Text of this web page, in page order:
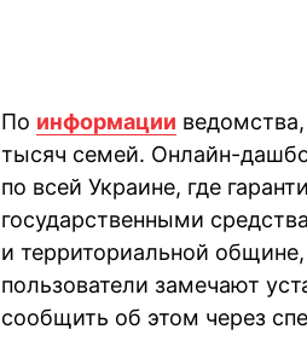
По информации
тысяч семей. Онлайн-
по всей Украине, где
государственными
и территориальной
пользователи замечают
сообщить об этом через